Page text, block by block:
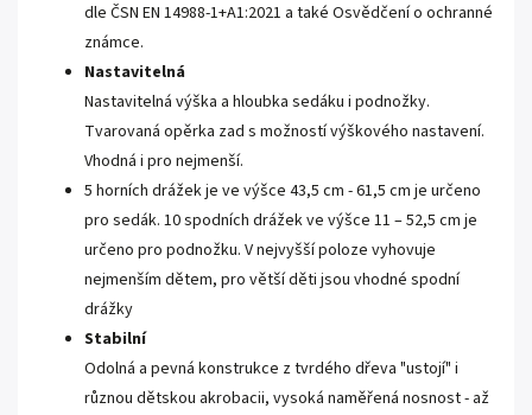
dle ČSN EN 14988-1+A1:2021 a také Osvědčení o ochranné
známce.
Nastavitelná
Nastavitelná výška a hloubka sedáku i podnožky.
Tvarovaná opěrka zad s možností výškového nastavení.
Vhodná i pro nejmenší.
5 horních drážek je ve výšce 43,5 cm - 61,5 cm je určeno
pro sedák. 10 spodních drážek ve výšce 11 – 52,5 cm je
určeno pro podnožku. V nejvyšší poloze vyhovuje
nejmenším dětem, pro větší děti jsou vhodné spodní
drážky
Stabilní
Odolná a pevná konstrukce z tvrdého dřeva "ustojí" i
různou dětskou akrobacii, vysoká naměřená nosnost - až